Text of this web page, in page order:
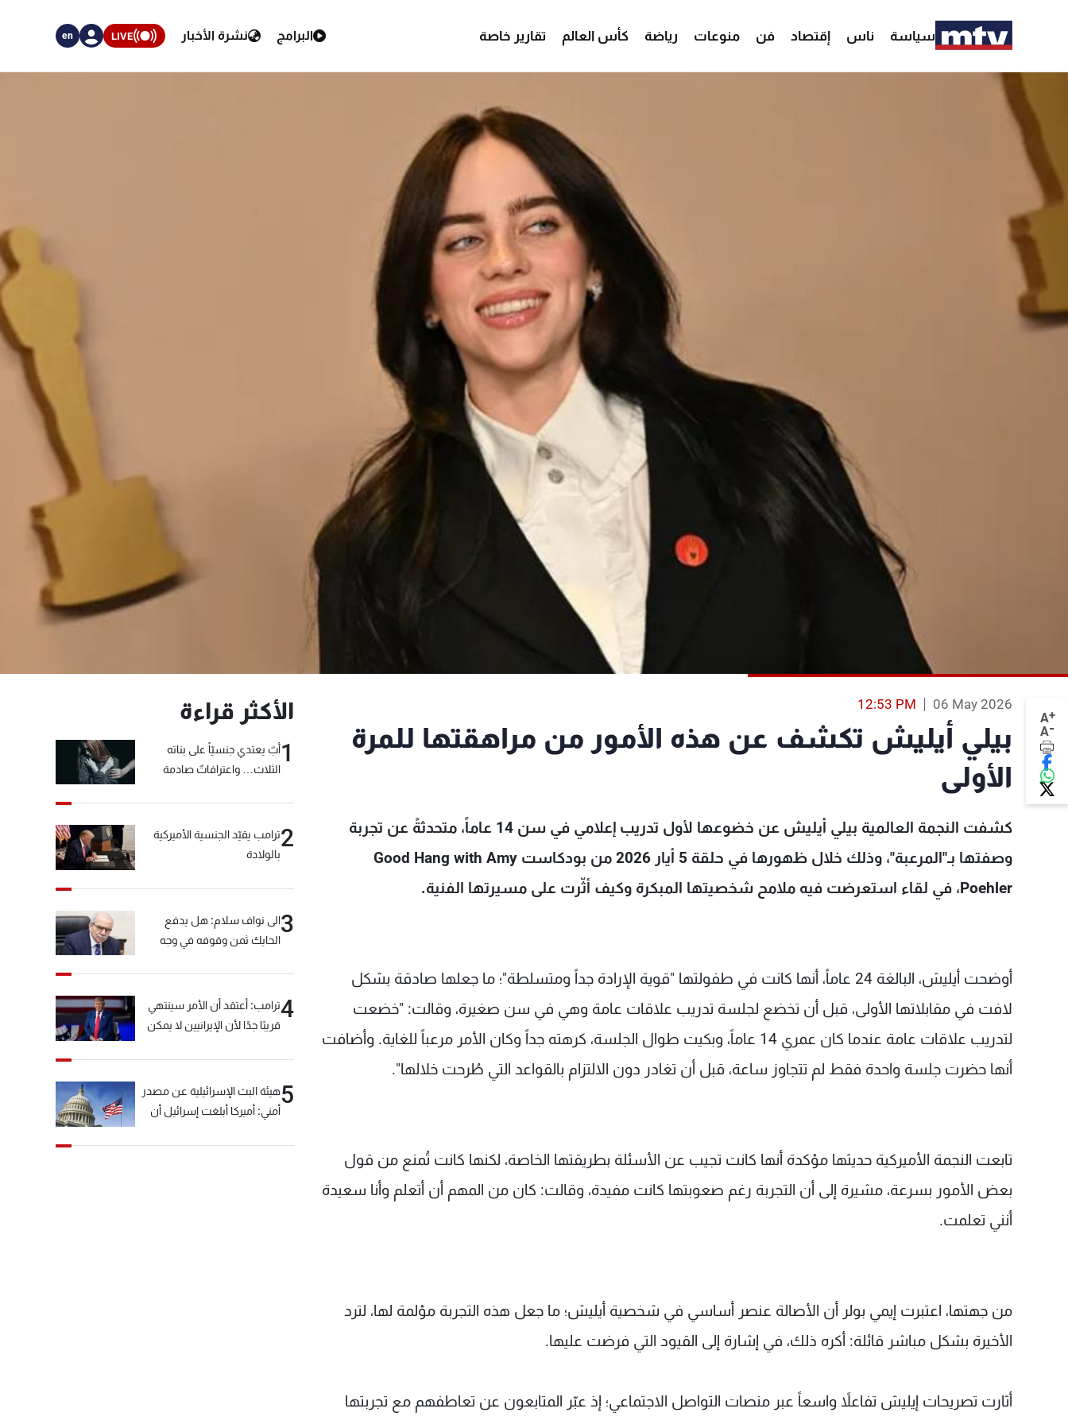
سياسة ناس إقتصاد فن منوعات رياضة كأس العالم تقارير خاصة البرامج نشرة الأخبار LIVE
en
A+
A-
06 May 2026
12:53 PM
بيلي أيليش تكشف عن هذه الأمور من مراهقتها للمرة
الأولى
كشفت النجمة العالمية بيلي أيليش عن خضوعها لأول تدريب إعلامي في سن 14 عاماً، متحدثةً عن تجربة
وصفتها بـ"المرعبة"، وذلك خلال ظهورها في حلقة 5 أيار 2026 من بودكاست Good Hang with Amy
Poehler، في لقاء استعرضت فيه ملامح شخصيتها المبكرة وكيف أثّرت على مسيرتها الفنية.
أوضحت أيليش، البالغة 24 عاماً، أنها كانت في طفولتها "قوية الإرادة جداً ومتسلطة"؛ ما جعلها صادقة بشكل
لافت في مقابلاتها الأولى، قبل أن تخضع لجلسة تدريب علاقات عامة وهي في سن صغيرة، وقالت: "خضعت
لتدريب علاقات عامة عندما كان عمري 14 عاماً، وبكيت طوال الجلسة، كرهته جداً وكان الأمر مرعباً للغاية. وأضافت
أنها حضرت جلسة واحدة فقط لم تتجاوز ساعة، قبل أن تغادر دون الالتزام بالقواعد التي طُرحت خلالها".
تابعت النجمة الأميركية حديثها مؤكدة أنها كانت تجيب عن الأسئلة بطريقتها الخاصة، لكنها كانت تُمنع من قول
بعض الأمور بسرعة، مشيرة إلى أن التجربة رغم صعوبتها كانت مفيدة، وقالت: كان من المهم أن أتعلم وأنا سعيدة
أنني تعلمت.
من جهتها، اعتبرت إيمي بولر أن الأصالة عنصر أساسي في شخصية أيليش؛ ما جعل هذه التجربة مؤلمة لها، لترد
الأخيرة بشكل مباشر قائلة: أكره ذلك، في إشارة إلى القيود التي فرضت عليها.
أثارت تصريحات إيليش تفاعلاً واسعاً عبر منصات التواصل الاجتماعي؛ إذ عبّر المتابعون عن تعاطفهم مع تجربتها
الأكثر قراءة
1أبٌ يعتدي جنسيّاً على بناته
الثلاث… واعترافاتٌ صادمة
2ترامب يقيّد الجنسية الأميركية
بالولادة
3الى نواف سلام: هل يدفع
الحايك ثمن وقوفه في وجه
4ترامب: أعتقد أن الأمر سينتهي
قريبًا جدًا لأن الإيرانيين لا يمكن
5هيئة البث الإسرائيلية عن مصدر
أمني: أميركا أبلغت إسرائيل أن